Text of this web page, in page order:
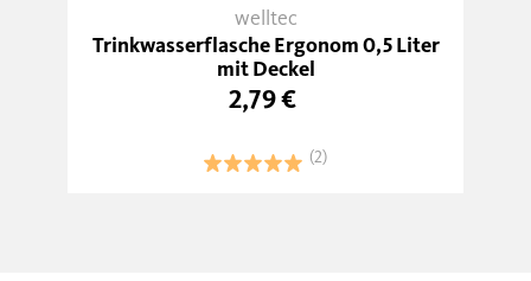
welltec
Trinkwasserflasche Ergonom 0,5 Liter
mit Deckel
2,79 €
(2)